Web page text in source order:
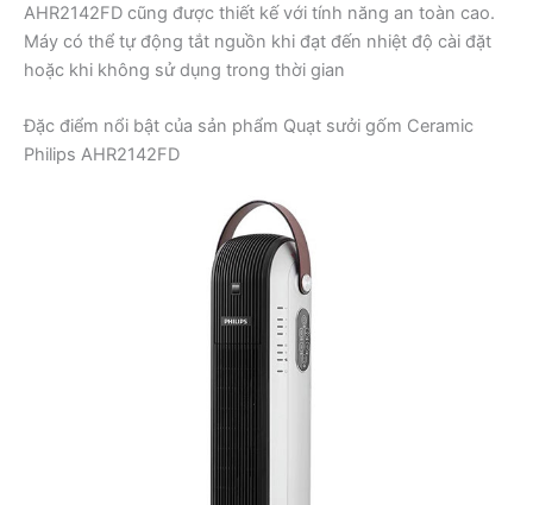
AHR2142FD cũng được thiết kế với tính năng an toàn cao.
Máy có thể tự động tắt nguồn khi đạt đến nhiệt độ cài đặt
hoặc khi không sử dụng trong thời gian
Đặc điểm nổi bật của sản phẩm Quạt sưởi gốm Ceramic
Philips AHR2142FD